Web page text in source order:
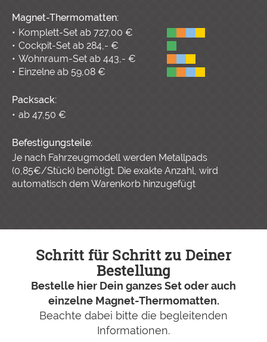
Magnet-Thermomatten:
Komplett-Set ab 727,00 €
Cockpit-Set ab 284,- €
Wohnraum-Set ab 443,- €
Einzelne ab 59,08 €
Packsack:
ab 47,50 €
Befestigungsteile:
Je nach Fahrzeugmodell werden Metallpads
(0,85€/Stück) benötigt. Die exakte Anzahl, wird
automatisch dem Warenkorb hinzugefügt
Schritt für Schritt zu Deiner
Bestellung
Bestelle hier Dein ganzes Set oder auch
einzelne Magnet-Thermomatten.
Beachte dabei bitte die begleitenden
Informationen.